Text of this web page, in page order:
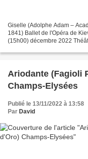
Giselle (Adolphe Adam –
1841) Ballet de l'Opéra de
(15h00) décembre 2022
Ariodante (Fagioli
Champs-Elysées
Publié le 13/11/2022 à 13:58
Par David